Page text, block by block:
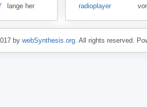
lange her
radioplayer
by webSynthesis.org. All rights reserved.